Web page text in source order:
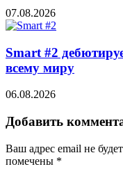
07.08.2026
Smart #2
всему миру
06.08.2026
Добавить
Ваш адрес email не
помечены *